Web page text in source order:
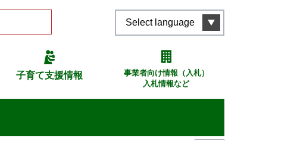
Select language
子育て支援情報
事業者向け情報（入札）
入札情報など